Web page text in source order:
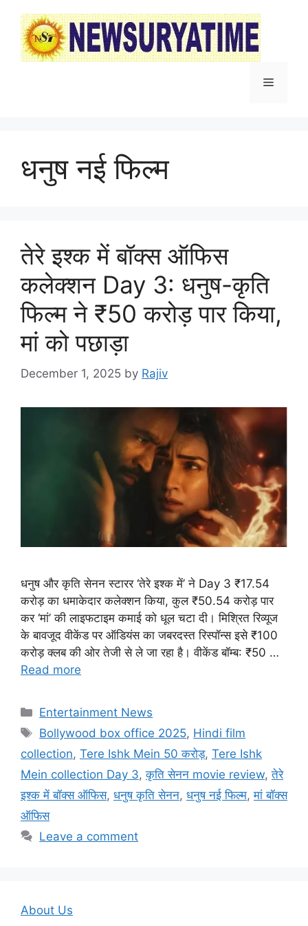
content
Menu
धनुष नई फिल्म
तेरे इश्क में बॉक्स ऑफिस
कलेक्शन Day 3: धनुष-कृति
फिल्म ने ₹50 करोड़ पार किया,
मां को पछाड़ा
December 1, 2025 by Rajiv
धनुष और कृति सेनन स्टारर ‘तेरे इश्क में’ ने Day 3 ₹17.54
करोड़ का धमाकेदार कलेक्शन किया, कुल ₹50.54 करोड़ पार
कर ‘मां’ की लाइफटाइम कमाई को धूल चटा दी। मिश्रित रिव्यूज
के बावजूद वीकेंड पर ऑडियंस का जबरदस्त रिस्पॉन्स इसे ₹100
करोड़ क्लब की ओर तेजी से ले जा रहा है। वीकेंड बॉम्ब: ₹50 …
Read more
Categories
Entertainment News
Tags
Bollywood box office 2025, Hindi film
collection, Tere Ishk Mein 50 करोड़, Tere Ishk
Mein collection Day 3,कृति सेनन movie review,तेरे
इश्क में बॉक्स ऑफिस, धनुष कृति सेनन, धनुष नई फिल्म,मां बॉक्स
ऑफिस
Leave a comment
About Us